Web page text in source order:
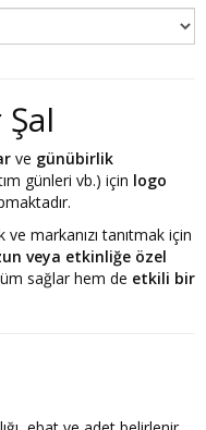
ve günübirlik
günleri vb.) için logo
markanızı tanıtmak için
veya etkinliğe özel
sağlar hem de etkili bir